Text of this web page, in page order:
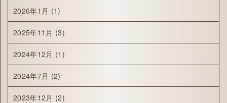
2026年1月 (1)
2025年11月 (3)
2024年12月 (1)
2024年7月 (2)
2023年12月 (2)